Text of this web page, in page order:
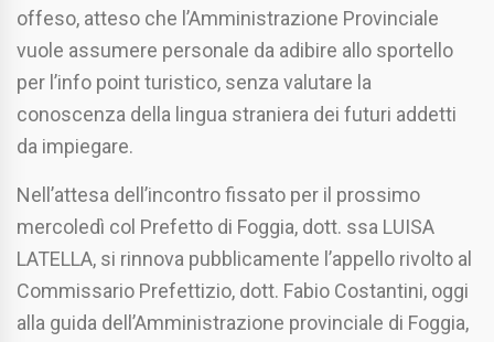
offeso, atteso che l’Amministrazione Provinciale
vuole assumere personale da adibire allo sportello
per l’info point turistico, senza valutare la
conoscenza della lingua straniera dei futuri addetti
da impiegare.
Nell’attesa dell’incontro fissato per il prossimo
mercoledì col Prefetto di Foggia, dott. ssa LUISA
LATELLA, si rinnova pubblicamente l’appello rivolto al
Commissario Prefettizio, dott. Fabio Costantini, oggi
alla guida dell’Amministrazione provinciale di Foggia,